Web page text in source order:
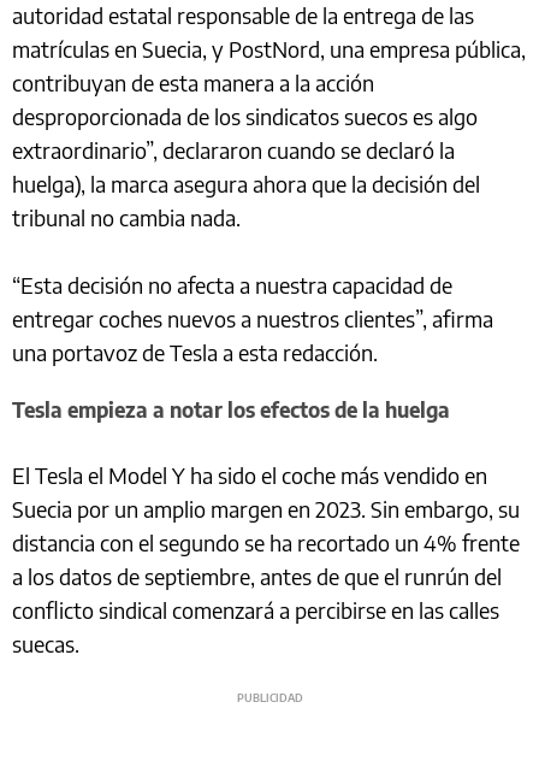
autoridad estatal responsable de la entrega de las
matrículas en Suecia, y PostNord, una empresa pública,
contribuyan de esta manera a la acción
desproporcionada de los sindicatos suecos es algo
extraordinario”, declararon cuando se declaró la
huelga), la marca asegura ahora que la decisión del
tribunal no cambia nada.
“Esta decisión no afecta a nuestra capacidad de
entregar coches nuevos a nuestros clientes”, afirma
una portavoz de Tesla a esta redacción.
Tesla empieza a notar los efectos de la huelga
El Tesla el Model Y ha sido el coche más vendido en
Suecia por un amplio margen en 2023. Sin embargo, su
distancia con el segundo se ha recortado un 4% frente
a los datos de septiembre, antes de que el runrún del
conflicto sindical comenzará a percibirse en las calles
suecas.